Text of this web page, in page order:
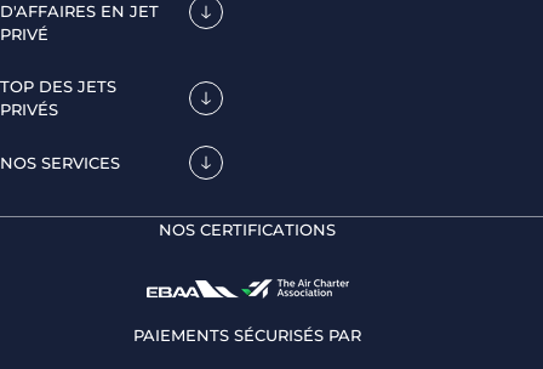
D'AFFAIRES EN JET
PRIVÉ
TOP DES JETS
PRIVÉS
NOS SERVICES
NOS CERTIFICATIONS
PAIEMENTS SÉCURISÉS PAR